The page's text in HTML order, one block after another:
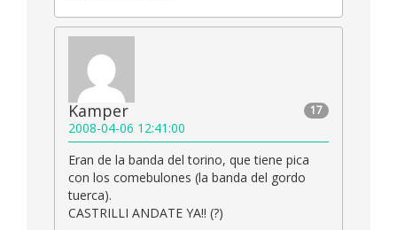
17
Kamper
2008-04-06 12:41:00
Eran de la banda del torino, que tiene pica
con los comebulones (la banda del gordo
tuerca).
CASTRILLI ANDATE YA!! (?)